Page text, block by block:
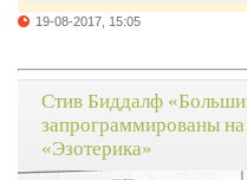
19-08-2017, 15:05
Стив Биддалф
запрограммированы на
«Эзотерика»